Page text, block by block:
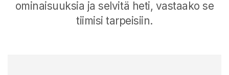
ominaisuuksia ja selvitä heti, vastaako se
tiimisi tarpeisiin.